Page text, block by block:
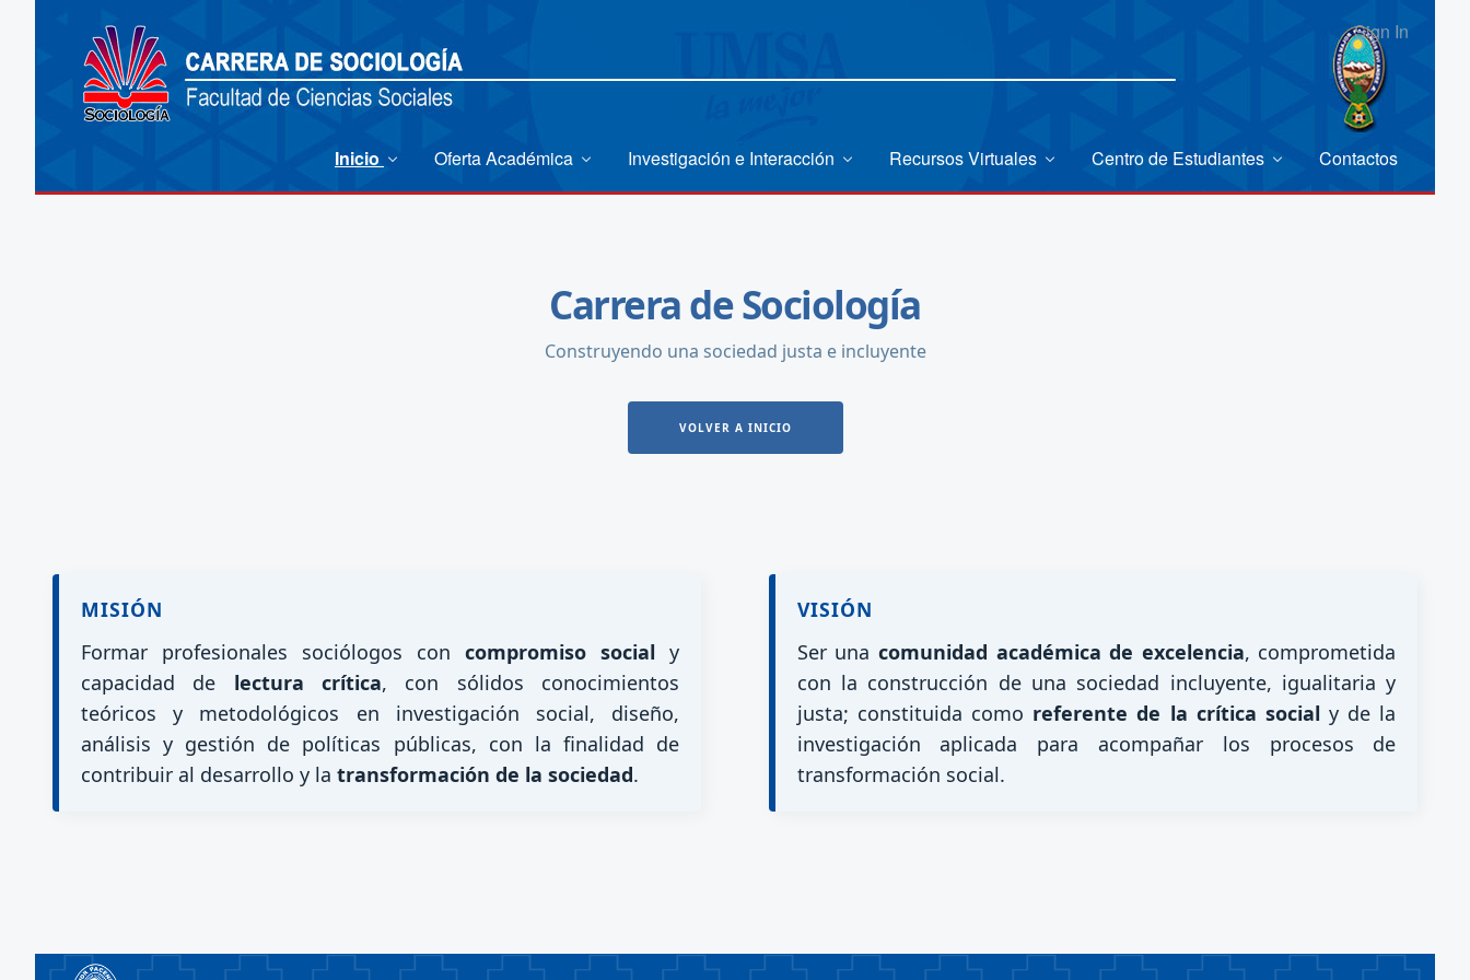
Sign In
Inicio Oferta Académica Investigación e Interacción Recursos Virtuales Centro de Estudiantes Contactos
Carrera de Sociología
Construyendo una sociedad justa e incluyente
VOLVER A INICIO
MISIÓN
Formar profesionales sociólogos concompromiso social y
capacidad de lectura crítica, con sólidos conocimientos
teóricos y metodológicos en investigación social, diseño,
análisis y gestión de políticas públicas, con la finalidad de
contribuir al desarrollo y la transformación de la sociedad.
VISIÓN
Ser una comunidad académica de excelencia, comprometida
con la construcción de una sociedad incluyente, igualitaria y
justa; constituida como referente de la crítica social y de la
investigación aplicada para acompañar los procesos de
transformación social.